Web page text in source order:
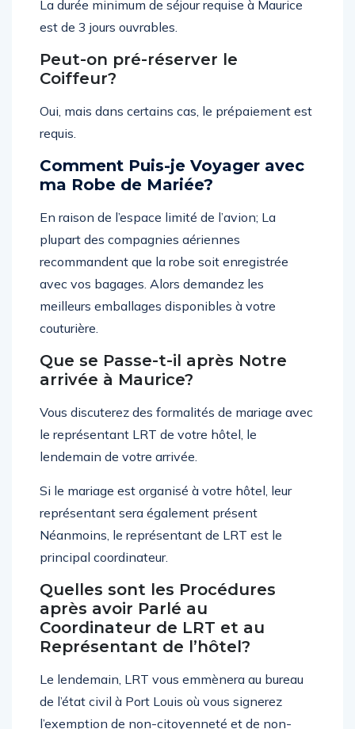
La durée minimum de séjour requise à Maurice
est de 3 jours ouvrables.
Peut-on pré-réserver le
Coiffeur?
Oui, mais dans certains cas, le prépaiement est
requis.
Comment Puis-je Voyager avec
ma Robe de Mariée?
En raison de l’espace limité de l’avion; La
plupart des compagnies aériennes
recommandent que la robe soit enregistrée
avec vos bagages. Alors demandez les
meilleurs emballages disponibles à votre
couturière.
Que se Passe-t-il après Notre
arrivée à Maurice?
Vous discuterez des formalités de mariage avec
le représentant LRT de votre hôtel, le
lendemain de votre arrivée.
Si le mariage est organisé à votre hôtel, leur
représentant sera également présent
Néanmoins, le représentant de LRT est le
principal coordinateur.
Quelles sont les Procédures
après avoir Parlé au
Coordinateur de LRT et au
Représentant de l’hôtel?
Le lendemain, LRT vous emmènera au bureau
de l’état civil à Port Louis où vous signerez
l’exemption de non-citoyenneté et de non-